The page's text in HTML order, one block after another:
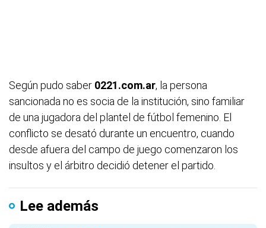
Según pudo saber 0221.com.ar, la persona
sancionada no es socia de la institución, sino familiar
de una jugadora del plantel de fútbol femenino. El
conflicto se desató durante un encuentro, cuando
desde afuera del campo de juego comenzaron los
insultos y el árbitro decidió detener el partido.
Lee además